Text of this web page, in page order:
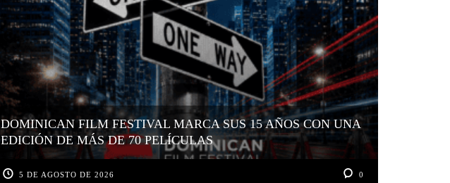
DOMINICAN FILM FESTIVAL MARCA SUS 15 AÑOS CON UNA
EDICIÓN DE MÁS DE 70 PELÍCULAS
5 DE AGOSTO DE 2026 0